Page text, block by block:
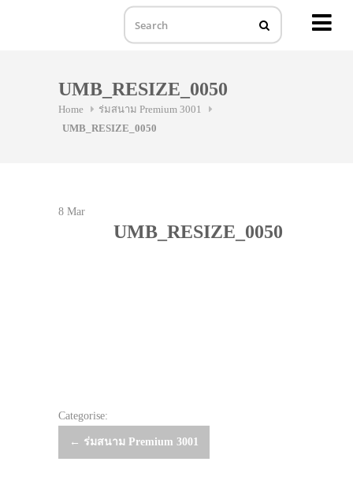
UMB_RESIZE_0050
Home
ร่มสนาม Premium 3001
UMB_RESIZE_0050
8 Mar
UMB_RESIZE_0050
Categorise:
Post
← ร่มสนาม Premium 3001